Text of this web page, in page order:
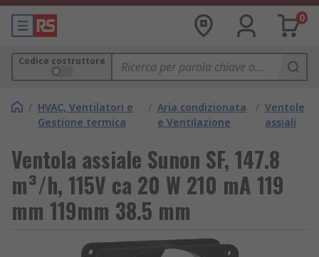
0
Codice costruttore
/ HVAC, Ventilatori e
Gestione termica
/ Aria condizionata
e Ventilazione
/ Ventole
assiali
Ventola assiale Sunon SF, 147.8
m³/h, 115V ca 20 W 210 mA 119
mm 119mm 38.5 mm